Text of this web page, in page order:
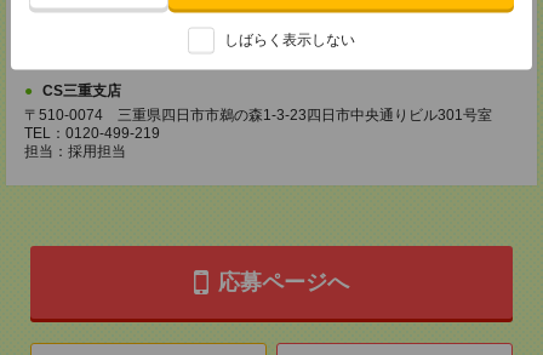
しばらく表示しない
CS_SHIZUOKA@manpowergroup.jp
CS三重支店
〒510-0074 三重県四日市市鵜の森1-3-23四日市中央通りビル301号室
TEL：0120-499-219
担当：採用担当
応募ページへ